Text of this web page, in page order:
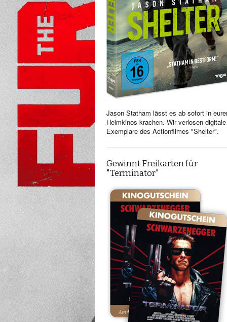
Jason Statham lässt es ab sofort in
Heimkinos krachen. Wir verlosen digitale
Exemplare des Actionfilmes "Shelter".
Gewinnt Freikarten für
"Terminator"